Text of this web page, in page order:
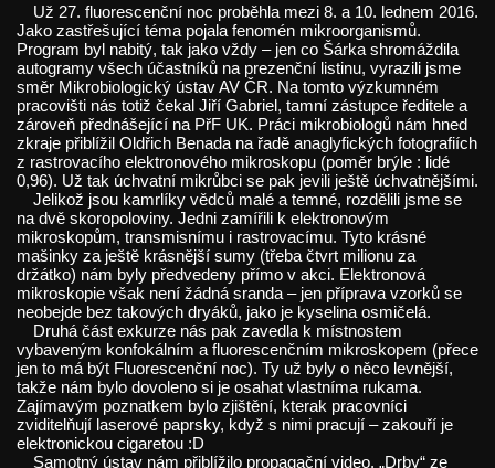
Už 27. fluorescenční noc proběhla mezi 8. a 10. lednem 2016.
Jako zastřešující téma pojala fenomén mikroorganismů.
Program byl nabitý, tak jako vždy – jen co Šárka shromáždila
autogramy všech účastníků na prezenční listinu, vyrazili jsme
směr Mikrobiologický ústav AV ČR. Na tomto výzkumném
pracovišti nás totiž čekal Jiří Gabriel, tamní zástupce ředitele a
zároveň přednášející na PřF UK. Práci mikrobiologů nám hned
zkraje přiblížil Oldřich Benada na řadě anaglyfických fotografiích
z rastrovacího elektronového mikroskopu (poměr brýle : lidé
0,96). Už tak úchvatní mikrůbci se pak jevili ještě úchvatnějšími.
Jelikož jsou kamrlíky vědců malé a temné, rozdělili jsme se
na dvě skoropoloviny. Jedni zamířili k elektronovým
mikroskopům, transmisnímu i rastrovacímu. Tyto krásné
mašinky za ještě krásnější sumy (třeba čtvrt milionu za
držátko) nám byly předvedeny přímo v akci. Elektronová
mikroskopie však není žádná sranda – jen příprava vzorků se
neobejde bez takových dryáků, jako je kyselina osmičelá.
Druhá část exkurze nás pak zavedla k místnostem
vybaveným konfokálním a fluorescenčním mikroskopem (přece
jen to má být Fluorescenční noc). Ty už byly o něco levnější,
takže nám bylo dovoleno si je osahat vlastníma rukama.
Zajímavým poznatkem bylo zjištění, kterak pracovníci
zviditelňují laserové paprsky, když s nimi pracují – zakouří je
elektronickou cigaretou :D
Samotný ústav nám přiblížilo propagační video. „Drby“ ze